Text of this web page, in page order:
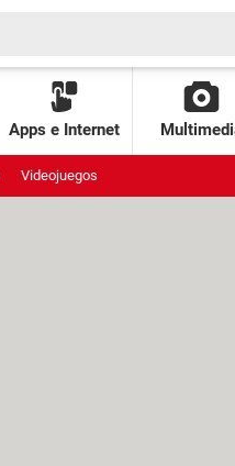
Apps e Internet
Videojuegos